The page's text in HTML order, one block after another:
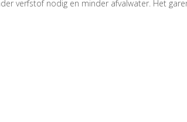
verfstof nodig en minder afvalwater. Het